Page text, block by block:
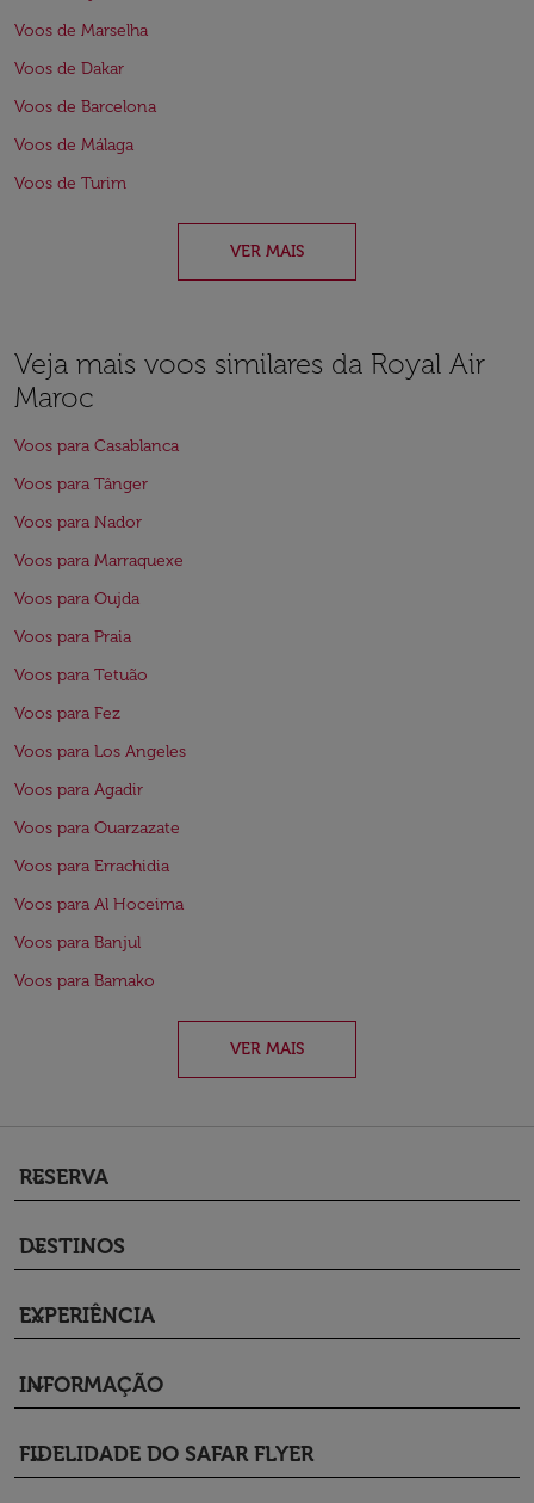
Voos de Marselha
Voos de Dakar
Voos de Barcelona
Voos de Málaga
Voos de Turim
VER MAIS
Veja mais voos similares da Royal Air
Maroc
Voos para Casablanca
Voos para Tânger
Voos para Nador
Voos para Marraquexe
Voos para Oujda
Voos para Praia
Voos para Tetuão
Voos para Fez
Voos para Los Angeles
Voos para Agadir
Voos para Ouarzazate
Voos para Errachidia
Voos para Al Hoceima
Voos para Banjul
Voos para Bamako
VER MAIS
RESERVA
keyboard_arrow_down
DESTINOS
keyboard_arrow_down
EXPERIÊNCIA
keyboard_arrow_down
INFORMAÇÃO
keyboard_arrow_down
FIDELIDADE DO SAFAR FLYER
keyboard_arrow_down